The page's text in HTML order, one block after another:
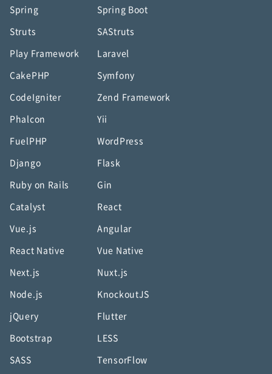
Spring Spring Boot
Struts SAStruts
Play Framework Laravel
CakePHP Symfony
CodeIgniter Zend Framework
Phalcon Yii
FuelPHP WordPress
Django Flask
Ruby on Rails Gin
Catalyst React
Vue.js Angular
React Native Vue Native
Next.js Nuxt.js
Node.js KnockoutJS
jQuery Flutter
Bootstrap LESS
SASS TensorFlow